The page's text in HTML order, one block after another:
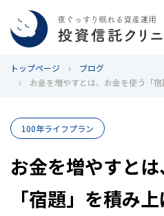
カウンセリング
代表カン・チュンド
投資信託クリニックとは
トップページ
ブログ
お金を増やすとは、お金を使う「
100年ライフプラン
お金を増やすと
「宿題」を積み